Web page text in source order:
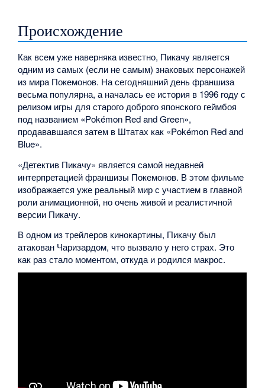
Происхождение
Как всем уже наверняка известно, Пикачу является
одним из самых (если не самым) знаковых персонажей
из мира Покемонов. На сегодняшний день франшиза
весьма популярна, а началась ее история в 1996 году с
релизом игры для старого доброго японского геймбоя
под названием «Pokémon Red and Green»,
продававшаяся затем в Штатах как «Pokémon Red and
Blue».
«Детектив Пикачу» является самой недавней
интерпретацией франшизы Покемонов. В этом фильме
изображается уже реальный мир с участием в главной
роли анимационной, но очень живой и реалистичной
версии Пикачу.
В одном из трейлеров кинокартины, Пикачу был
атакован Чаризардом, что вызвало у него страх. Это
как раз стало моментом, откуда и родился макрос.